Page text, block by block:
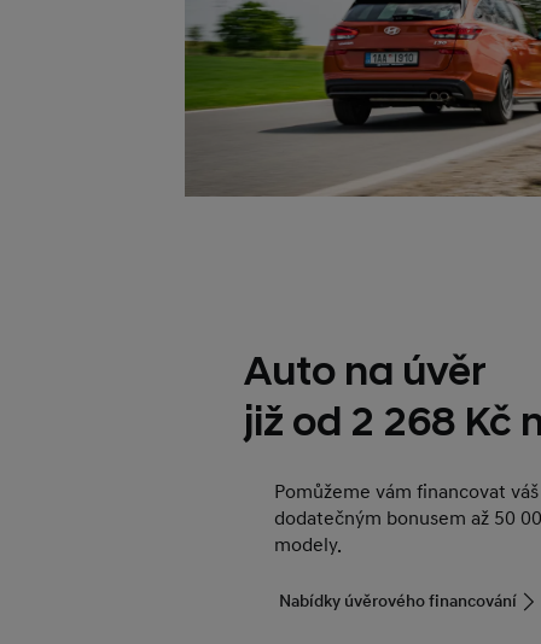
Auto na úvěr
již od 2 268 Kč
Pomůžeme vám financovat
dodatečným bonusem až 50
modely.
Nabídky úvěrového financování